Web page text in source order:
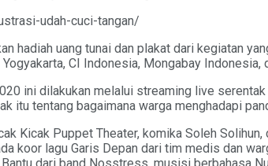
udah-cuci-tangan/
hadiah uang tunai dan plakat dari kegiatan
CI Indonesia, Mongabay Indonesia,
ini dilakukan melalui streaming live
itu tentang bagaimana warga menghadapi
Kicak Puppet Theater, komika Soleh
koor lagu Garis Depan dari tim medis dan